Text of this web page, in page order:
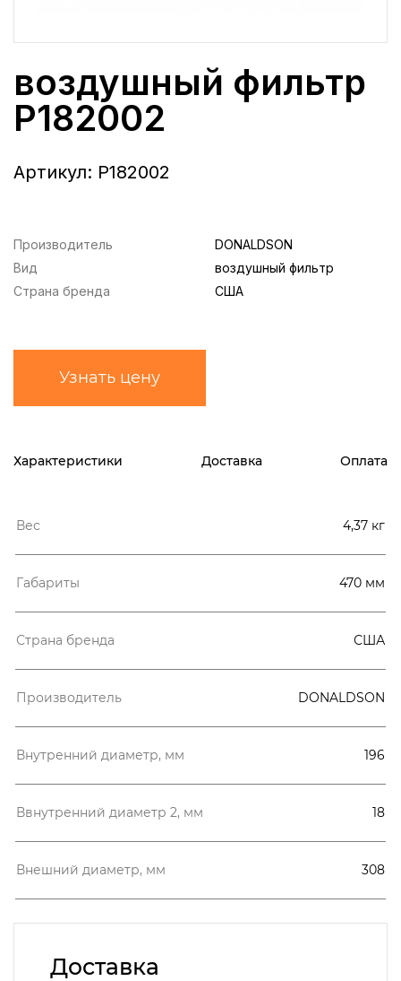
воздушный фильтр
P182002
Артикул: P182002
Производитель
DONALDSON
Вид
воздушный фильтр
Страна бренда
США
Узнать цену
Характеристики Доставка Оплата
Вес 4,37 кг
Габариты 470 мм
Страна бренда США
Производитель DONALDSON
Внутренний диаметр, мм 196
Ввнутренний диаметр 2, мм 18
Внешний диаметр, мм 308
Доставка